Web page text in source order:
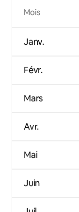
Mois
Janv.
Févr.
Mars
Avr.
Mai
Juin